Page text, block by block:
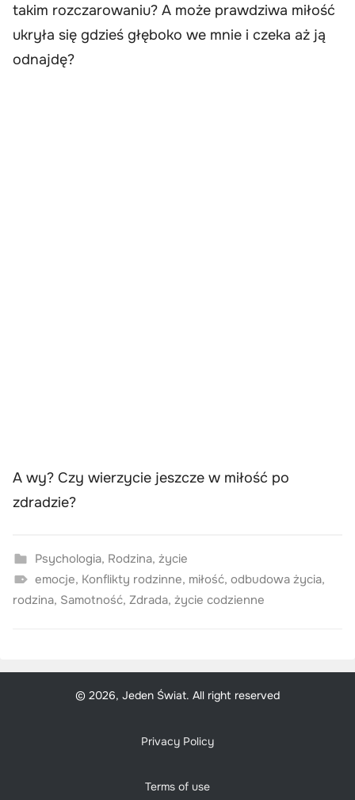
takim rozczarowaniu? A może prawdziwa miłość
ukryła się gdzieś głęboko we mnie i czeka aż ją
odnajdę?
A wy? Czy wierzycie jeszcze w miłość po
zdradzie?
Psychologia, Rodzina, życie
emocje, Konflikty rodzinne, miłość, odbudowa życia,
rodzina, Samotność, Zdrada, życie codzienne
© 2026, Jeden Świat. All right reserved
Privacy Policy
Terms of use